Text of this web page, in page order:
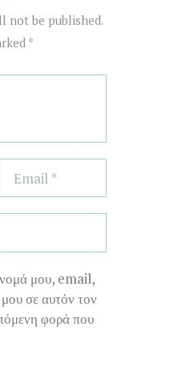
not be published.
*
μου, email,
σε αυτόν τον
φορά που